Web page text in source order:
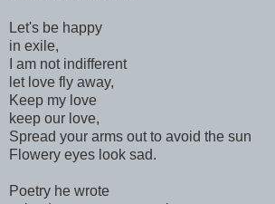
Let's be happy
in exile,
I am not indifferent
let love fly away,
Keep my love
keep our love,
Spread your arms out to avoid the sun
Flowery eyes look sad.
Poetry he wrote